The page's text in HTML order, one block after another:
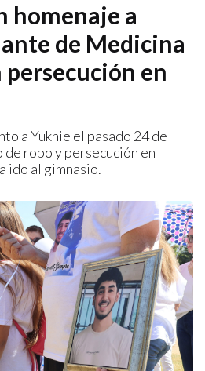
homenaje a
de Medicina
persecución en
a Yukhie el pasado 24 de
robo y persecución en
ido al gimnasio.